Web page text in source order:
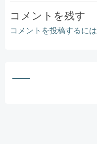
コメントを残す
コメントを投稿するには